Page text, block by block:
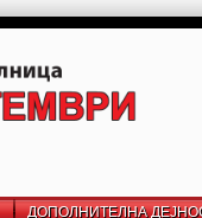
ДОПОЛНИТЕЛНА